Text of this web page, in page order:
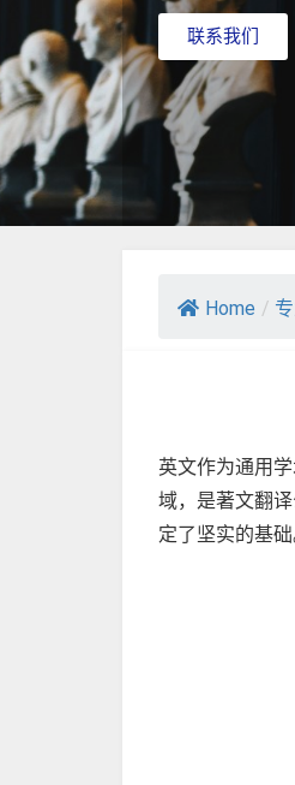
联系我们
Home /
英文作为通用
域，是著文翻
定了坚实的基础